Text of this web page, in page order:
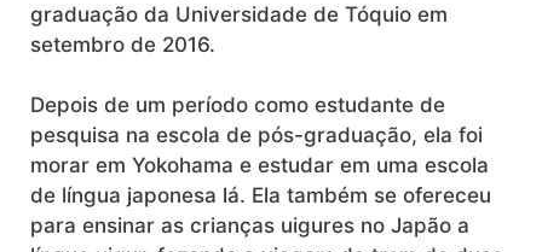
graduação da Universidade de Tóquio em
setembro de 2016.
Depois de um período como estudante de
pesquisa na escola de pós-graduação, ela foi
morar em Yokohama e estudar em uma escola
de língua japonesa lá. Ela também se ofereceu
para ensinar as crianças uigures no Japão a